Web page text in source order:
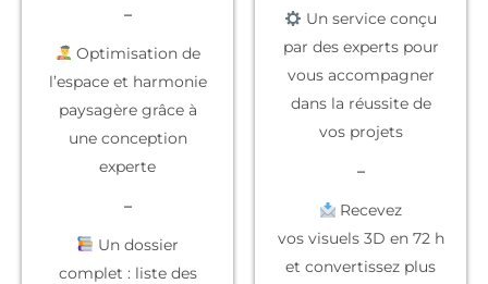
–
Optimisation de
l’espace et harmonie
paysagère grâce à
une conception
experte
–
Un dossier
complet : liste des
Un service conçu
par des expertspour
vous accompagner
dans la réussite de
vos projets
–
Recevez
vos visuels 3D en 72 h
et convertissez plus